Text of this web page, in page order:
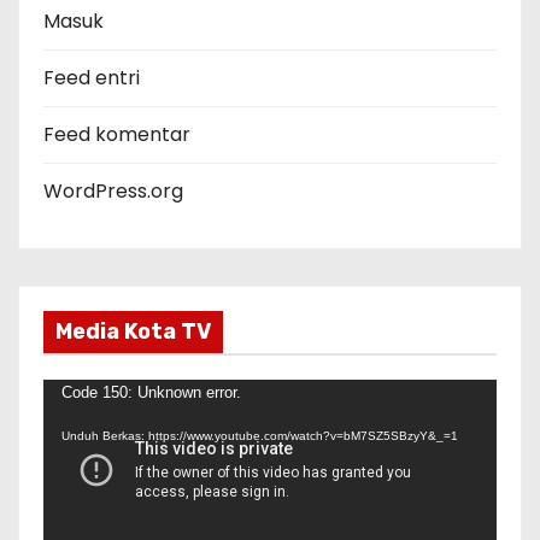
r
Masuk
Feed entri
Feed komentar
WordPress.org
Media Kota TV
Code 150: Unknown error.
Unduh Berkas: https://www.youtube.com/watch?v=bM7SZ5SBzyY&_=1